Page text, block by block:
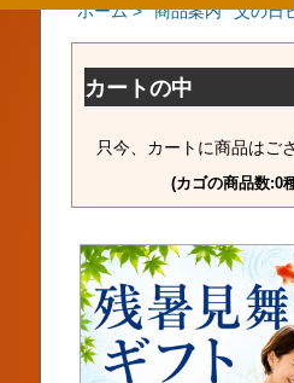
ホーム > 商品案内 父の日
カートの中
只今、カートに商品はご
(カゴの商品数:0